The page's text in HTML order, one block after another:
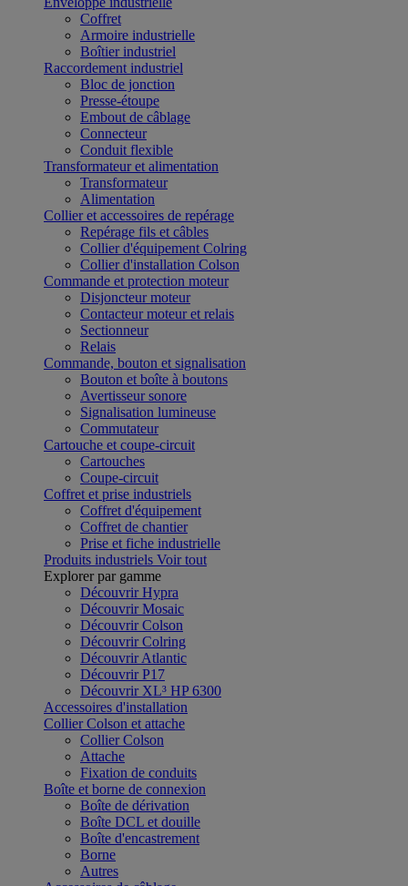
Coffret
Armoire industrielle
Boîtier industriel
Raccordement industriel
Bloc de jonction
Presse-étoupe
Embout de câblage
Connecteur
Conduit flexible
Transformateur et alimentation
Transformateur
Alimentation
Collier et accessoires de repérage
Repérage fils et câbles
Collier d'équipement Colring
Collier d'installation Colson
Commande et protection moteur
Disjoncteur moteur
Contacteur moteur et relais
Sectionneur
Relais
Commande, bouton et signalisation
Bouton et boîte à boutons
Avertisseur sonore
Signalisation lumineuse
Commutateur
Cartouche et coupe-circuit
Cartouches
Coupe-circuit
Coffret et prise industriels
Coffret d'équipement
Coffret de chantier
Prise et fiche industrielle
Produits industriels Voir tout
Explorer par gamme
Découvrir Hypra
Découvrir Mosaic
Découvrir Colson
Découvrir Colring
Découvrir Atlantic
Découvrir P17
Découvrir XL³ HP 6300
Accessoires d'installation
Collier Colson et attache
Collier Colson
Attache
Fixation de conduits
Boîte et borne de connexion
Boîte de dérivation
Boîte DCL et douille
Boîte d'encastrement
Borne
Autres